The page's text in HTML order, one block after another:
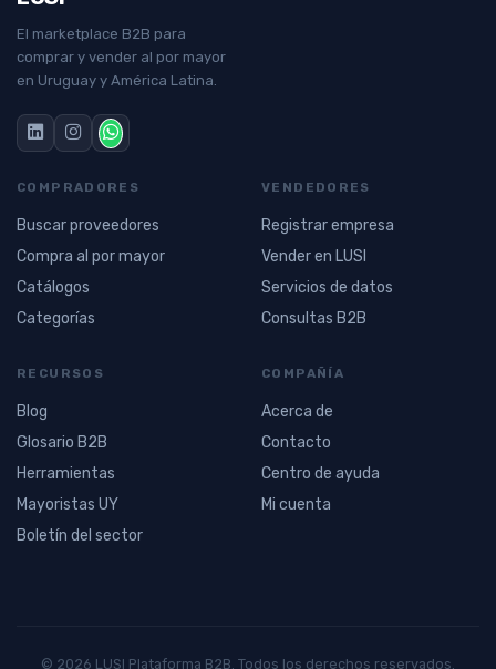
El marketplace B2B para
comprar y vender al por mayor
en Uruguay y América Latina.
COMPRADORES
Buscar proveedores
Compra al por mayor
Catálogos
Categorías
VENDEDORES
Registrar empresa
Vender en LUSI
Servicios de datos
Consultas B2B
RECURSOS
Blog
Glosario B2B
Herramientas
Mayoristas UY
Boletín del sector
COMPAÑÍA
Acerca de
Contacto
Centro de ayuda
Mi cuenta
© 2026 LUSI Plataforma B2B. Todos los derechos reservados.